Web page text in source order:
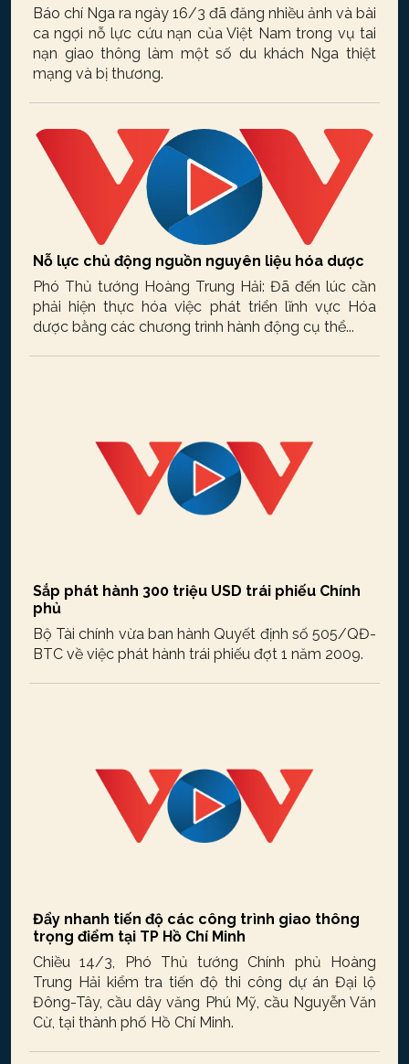
Báo chí Nga ra ngày 16/3 đã đăng nhiều ảnh và bài
ca ngợi nỗ lực cứu nạn của Việt Nam trong vụ tai
nạn giao thông làm một số du khách Nga thiệt
mạng và bị thương.
Nỗ lực chủ động nguồn nguyên liệu hóa dược
Phó Thủ tướng Hoàng Trung Hải: Đã đến lúc cần
phải hiện thực hóa việc phát triển lĩnh vực Hóa
dược bằng các chương trình hành động cụ thể...
Sắp phát hành 300 triệu USD trái phiếu Chính
phủ
Bộ Tài chính vừa ban hành Quyết định số 505/QĐ-
BTC về việc phát hành trái phiếu đợt 1 năm 2009.
Đẩy nhanh tiến độ các công trình giao thông
trọng điểm tại TP Hồ Chí Minh
Chiều 14/3, Phó Thủ tướng Chính phủ Hoàng
Trung Hải kiểm tra tiến độ thi công dự án Đại lộ
Đông-Tây, cầu dây văng Phú Mỹ, cầu Nguyễn Văn
Cừ, tại thành phố Hồ Chí Minh.